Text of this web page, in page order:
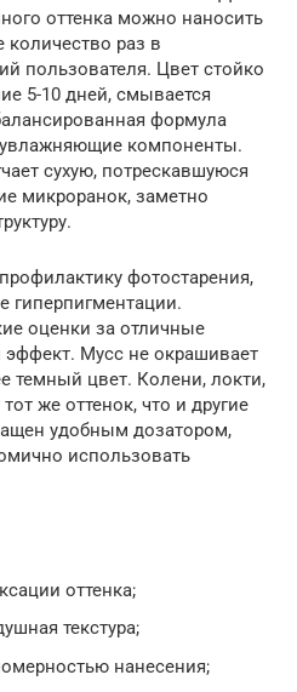
оттенка можно наносить
количество раз в
пользователя. Цвет стойко
5-10 дней, смывается
формула
компоненты.
сухую, потрескавшуюся
микроранок, заметно
фотостарения,
гиперпигментации.
оценки за отличные
Мусс не окрашивает
темный цвет. Колени, локти,
же оттенок, что и другие
удобным дозатором,
использовать
оттенка;
текстура;
нанесения;